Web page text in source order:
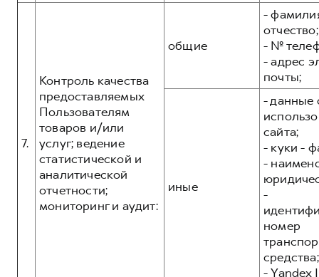
7.
Контроль качества
предоставляемых
Пользователям
товаров и/или
услуг; ведение
статистической и
аналитической
отчетности;
мониторинг и аудит:
общие
-
отчество;
- №
- адрес
почты;
иные
- данные
сайта;
- куки -
-
-
номер
средства;
- Yandex